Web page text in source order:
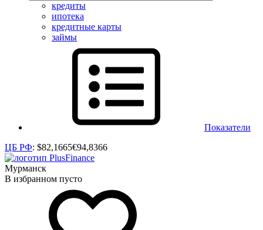
кредиты
ипотека
кредитные карты
займы
Показатели
ЦБ РФ: $82,1665€94,8366
Мурманск
В избранном пусто